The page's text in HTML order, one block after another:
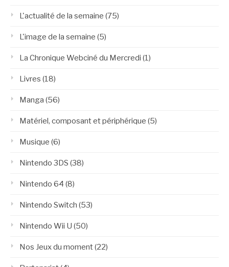
L'actualité de la semaine (75)
L'image de la semaine (5)
La Chronique Webciné du Mercredi (1)
Livres (18)
Manga (56)
Matériel, composant et périphérique (5)
Musique (6)
Nintendo 3DS (38)
Nintendo 64 (8)
Nintendo Switch (53)
Nintendo Wii U (50)
Nos Jeux du moment(22)